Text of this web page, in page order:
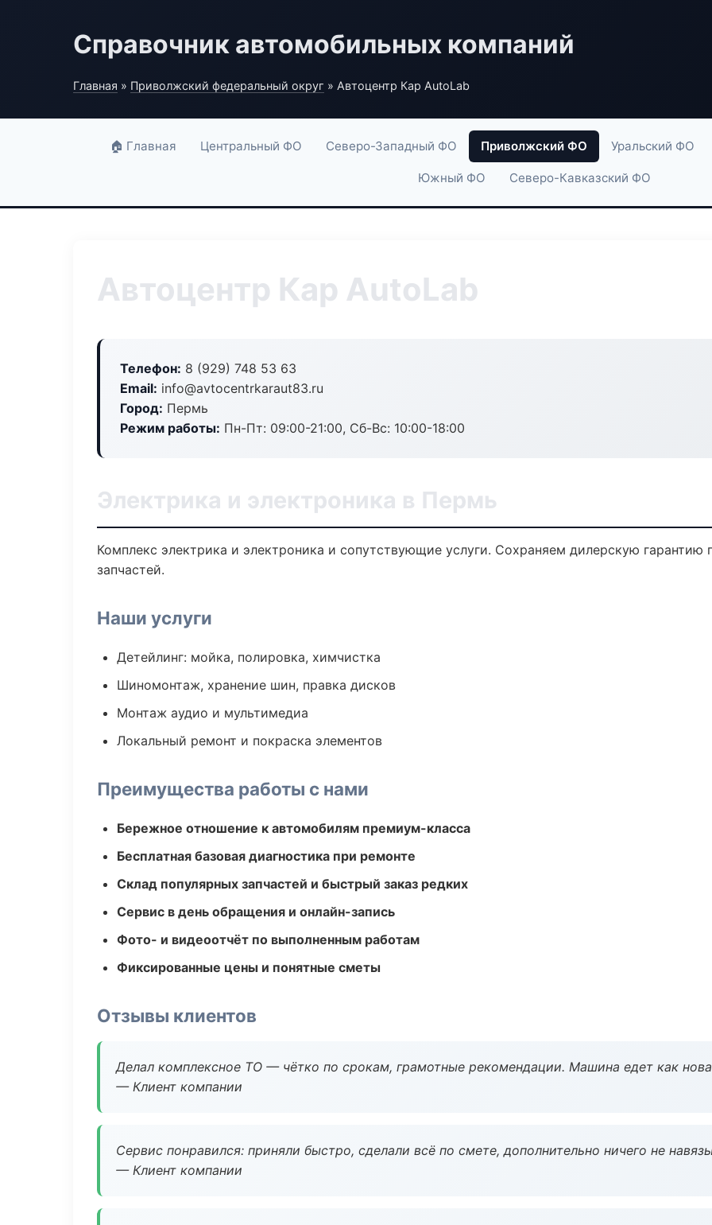
Справочник автомобильных компаний
Главная » Приволжский федеральный округ » Автоцентр Кар AutoLab
🏠 Главная Центральный ФО Северо-Западный ФО Приволжский ФО Уральский ФО
Южный ФО Северо-Кавказский ФО
Автоцентр Кар AutoLab
Телефон: 8 (929) 748 53 63
Email: info@avtocentrkaraut83.ru
Город: Пермь
Режим работы: Пн-Пт: 09:00-21:00, Сб-Вс: 10:00-18:00
Электрика и электроника в Пермь
Комплекс электрика и электроника и сопутствующие услуги. Сохраняем дилерскую
запчастей.
Наши услуги
Детейлинг: мойка, полировка, химчистка
Шиномонтаж, хранение шин, правка дисков
Монтаж аудио и мультимедиа
Локальный ремонт и покраска элементов
Преимущества работы с нами
Бережное отношение к автомобилям премиум-класса
Бесплатная базовая диагностика при ремонте
Склад популярных запчастей и быстрый заказ редких
Сервис в день обращения и онлайн-запись
Фото- и видеоотчёт по выполненным работам
Фиксированные цены и понятные сметы
Отзывы клиентов
Делал комплексное ТО — чётко по срокам, грамотные рекомендации. Машина едет как
— Клиент компании
Сервис понравился: приняли быстро, сделали всё по смете, дополнительно ничего не
— Клиент компании